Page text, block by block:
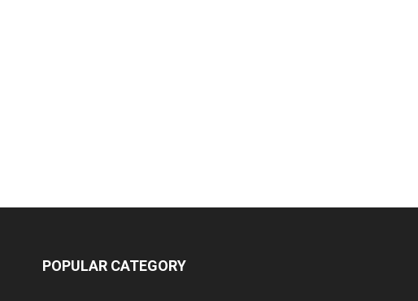
POPULAR CATEGORY